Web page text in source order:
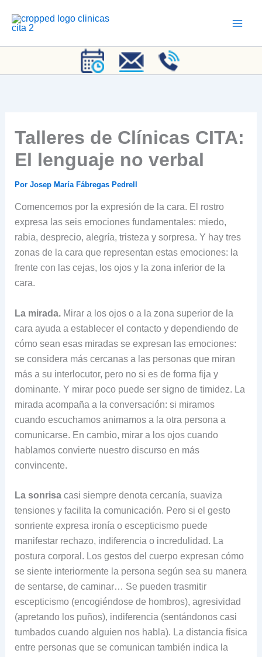
Talleres de Clínicas CITA:
El lenguaje no verbal
Por Josep María Fábregas Pedrell
Comencemos por la expresión de la cara. El rostro
expresa las seis emociones fundamentales: miedo,
rabia, desprecio, alegría, tristeza y sorpresa. Y hay tres
zonas de la cara que representan estas emociones: la
frente con las cejas, los ojos y la zona inferior de la
cara.
La mirada.Mirar a los ojos o a la zona superior de la
cara ayuda a establecer el contacto y dependiendo de
cómo sean esas miradas se expresan las emociones:
se considera más cercanas a las personas que miran
más a su interlocutor, pero no si es de forma fija y
dominante. Y mirar poco puede ser signo de timidez. La
mirada acompaña a la conversación: si miramos
cuando escuchamos animamos a la otra persona a
comunicarse. En cambio, mirar a los ojos cuando
hablamos convierte nuestro discurso en más
convincente.
La sonrisa casi siempre denota cercanía, suaviza
tensiones y facilita la comunicación. Pero si el gesto
sonriente expresa ironía o escepticismo puede
manifestar rechazo, indiferencia o incredulidad. La
postura corporal. Los gestos del cuerpo expresan cómo
se siente interiormente la persona según sea su manera
de sentarse, de caminar… Se pueden trasmitir
escepticismo (encogiéndose de hombros), agresividad
(apretando los puños), indiferencia (sentándonos casi
tumbados cuando alguien nos habla). La distancia física
entre personas que se comunican también indica la